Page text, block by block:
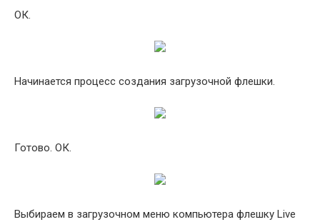
ОК.
Начинается процесс создания загрузочной флешки.
Готово. ОК.
Выбираем в загрузочном меню компьютера флешку Live